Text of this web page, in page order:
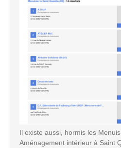
Il existe aussi, hormis les
Aménagement intérieur à Saint